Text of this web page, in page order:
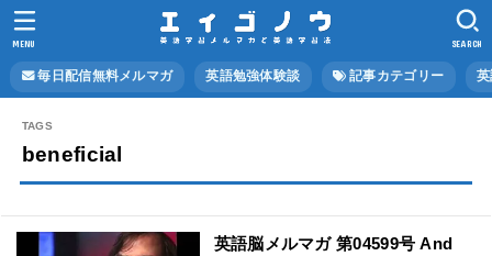
毎日配信無料メルマガ 英語勉強体験談 記事カテゴリー
SEARCH
MENU
beneficial
英語脳メルマガ 第04599号 And